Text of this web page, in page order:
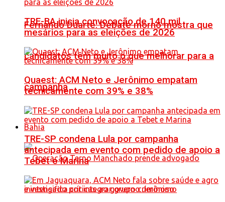
Fernando Duarte: Debate morno mostra que
candidatos têm muito o que melhorar para a
campanha
Bahia
TRE-BA inicia convocação de 140 mil
mesários para as eleições de 2026
Quaest: ACM Neto e Jerônimo empatam
tecnicamente com 39% e 38%
TRE-SP condena Lula por campanha
antecipada em evento com pedido de apoio a
Tebet e Marina